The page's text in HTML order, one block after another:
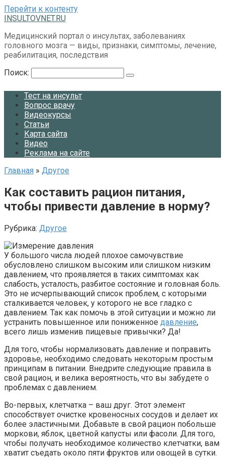
Перейти к контенту
INSULTOVNET.RU
Медицинский портал о инсультах, заболеваниях
головного мозга — виды, признаки, симптомы, лечение,
реабилитация, последствия
Поиск:
Тест на инсульт
Вопрос врачу
Видеокурсы
Статьи
Карта сайта
Видео
Реклама на сайте
Главная » Другое
Как составить рацион питания,
чтобы привести давление в норму?
Рубрика: Другое
У большого числа людей плохое самочувствие
обусловлено слишком высоким или слишком низким
давлением, что проявляется в таких симптомах как
слабость, усталость, разбитое состояние и головная боль.
Это не исчерпывающий список проблем, с которыми
сталкивается человек, у которого не все гладко с
давлением. Так как помочь в этой ситуации и можно ли
устранить повышенное или пониженное давление,
всего лишь изменив пищевые привычки? Да!
Для того, чтобы нормализовать давление и поправить
здоровье, необходимо следовать некоторым простым
принципам в питании. Внедрите следующие правила в
свой рацион, и велика вероятность, что вы забудете о
проблемах с давлением.
Во-первых, клетчатка – ваш друг. Этот элемент
способствует очистке кровеносных сосудов и делает их
более эластичными. Добавьте в свой рацион побольше
моркови, яблок, цветной капусты или фасоли. Для того,
чтобы получать необходимое количество клетчатки, вам
хватит съедать около пяти фруктов или овощей в сутки.